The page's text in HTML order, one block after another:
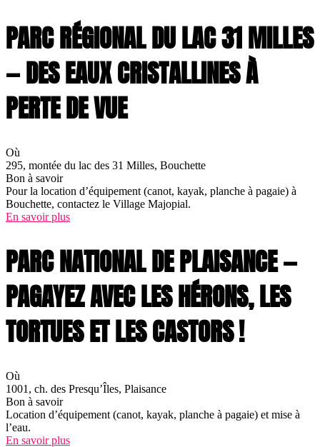
PARC RÉGIONAL DU LAC 31 MILLES
— DES EAUX CRISTALLINES À
PERTE DE VUE
Où
295, montée du lac des 31 Milles, Bouchette
Bon à savoir
Pour la location d’équipement (canot, kayak, planche à pagaie) à
Bouchette, contactez le Village Majopial.
En savoir plus
PARC NATIONAL DE PLAISANCE —
PAGAYEZ AVEC LES HÉRONS, LES
TORTUES ET LES CASTORS !
Où
1001, ch. des Presqu’Îles, Plaisance
Bon à savoir
Location d’équipement (canot, kayak, planche à pagaie) et mise à
l’eau.
En savoir plus